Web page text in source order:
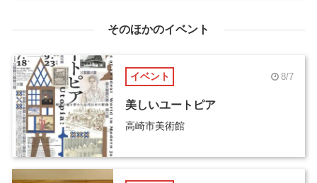
そのほかのイベント
イベント 8/7
美しいユートピア
高崎市美術館